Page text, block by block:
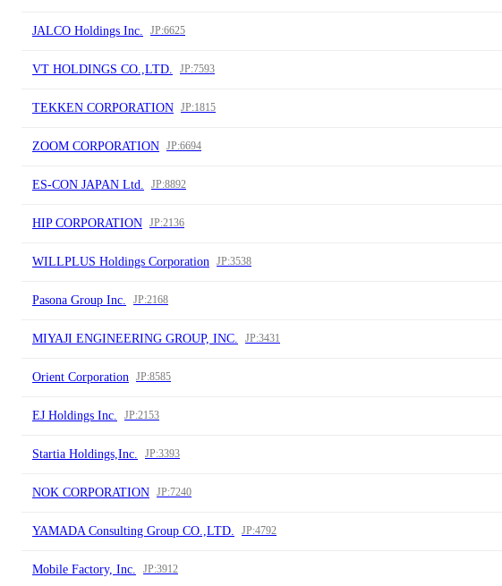
JALCO Holdings Inc. JP:6625
VT HOLDINGS CO.,LTD. JP:7593
TEKKEN CORPORATION JP:1815
ZOOM CORPORATION JP:6694
ES-CON JAPAN Ltd. JP:8892
HIP CORPORATION JP:2136
WILLPLUS Holdings Corporation JP:3538
Pasona Group Inc. JP:2168
MIYAJI ENGINEERING GROUP, INC. JP:3431
Orient Corporation JP:8585
EJ Holdings Inc. JP:2153
Startia Holdings,Inc. JP:3393
NOK CORPORATION JP:7240
YAMADA Consulting Group CO.,LTD. JP:4792
Mobile Factory, Inc. JP:3912